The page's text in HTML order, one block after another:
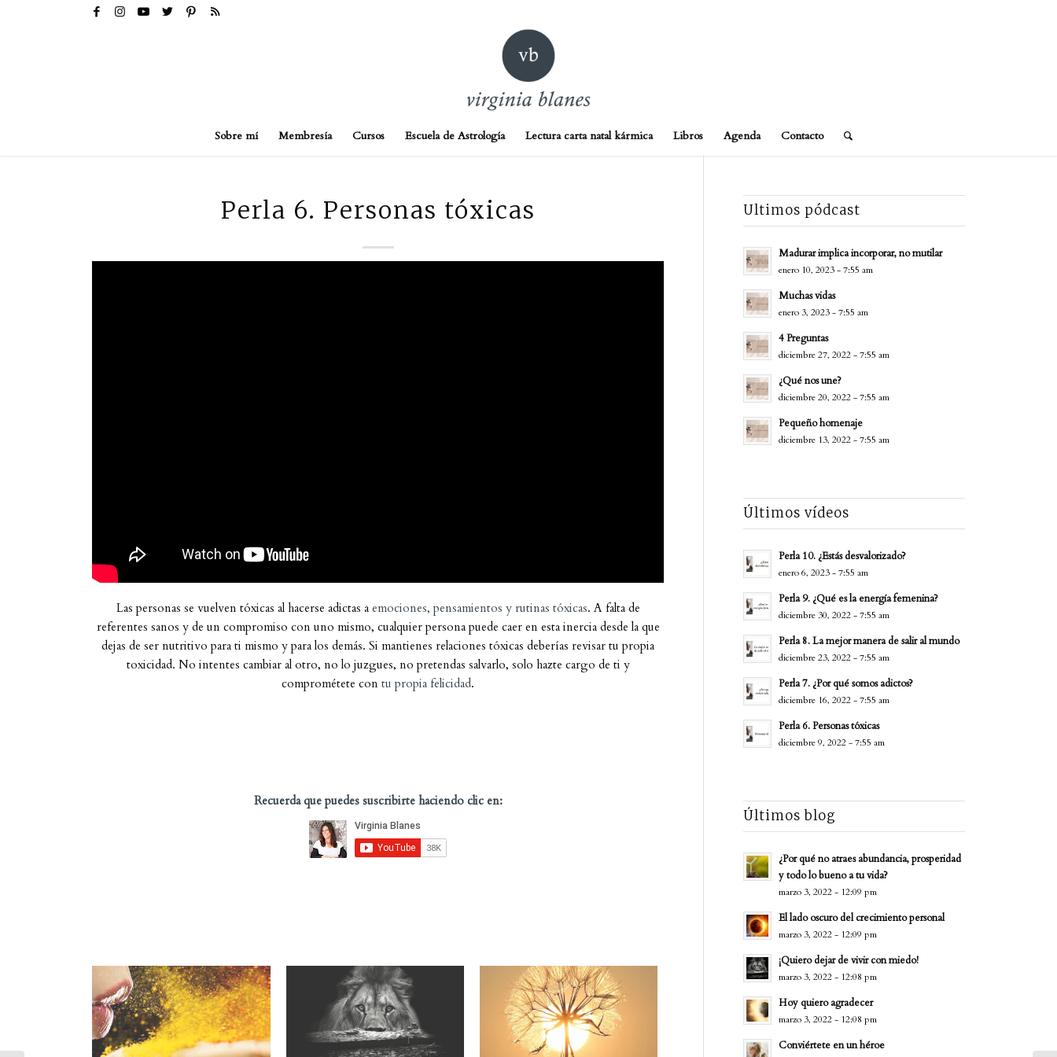
Sobre mí Membresía Cursos Escuela de Astrología Lectura carta natal kármica Libros Agenda Contacto
Perla 6. Personas tóxicas
Las personas se vuelven tóxicas al hacerse adictas a emociones, pensamientos y rutinas tóxicas. A falta de
referentes sanos y de un compromiso con uno mismo, cualquier persona puede caer en esta inercia desde la que
dejas de ser nutritivo para ti mismo y para los demás. Si mantienes relaciones tóxicas deberías revisar tu propia
toxicidad. No intentes cambiar al otro, no lo juzgues, no pretendas salvarlo, solo hazte cargo de ti y
comprométete contu propia felicidad.
Recuerda que puedes suscribirte haciendo clic en:
Ultimos pódcast
Madurar implica incorporar, no mutilar
enero 10, 2023 - 7:55 am
Muchas vidas
enero 3, 2023 - 7:55 am
4 Preguntas
diciembre 27, 2022 - 7:55 am
¿Qué nos une?
diciembre 20, 2022 - 7:55 am
Pequeño homenaje
diciembre 13, 2022 - 7:55 am
Últimos vídeos
Perla 10. ¿Estás desvalorizado?
enero 6, 2023 - 7:55 am
Perla 9. ¿Qué es la energía femenina?
diciembre 30, 2022 - 7:55 am
Perla 8. La mejor manera de salir al mundo
diciembre 23, 2022 - 7:55 am
Perla 7. ¿Por qué somos adictos?
diciembre 16, 2022 - 7:55 am
Perla 6. Personas tóxicas
diciembre 9, 2022 - 7:55 am
Últimos blog
¿Por qué no atraes abundancia, prosperidad
y todo lo bueno a tu vida?
marzo 3, 2022 - 12:09 pm
El lado oscuro del crecimiento personal
marzo 3, 2022 - 12:09 pm
¡Quiero dejar de vivir con miedo!
marzo 3, 2022 - 12:08 pm
Hoy quiero agradecer
marzo 3, 2022 - 12:08 pm
Conviértete en un héroe